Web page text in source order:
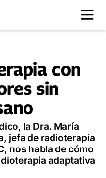
con
sin
la Dra. María
jefa de radioterapia
nos habla de cómo
adaptativa